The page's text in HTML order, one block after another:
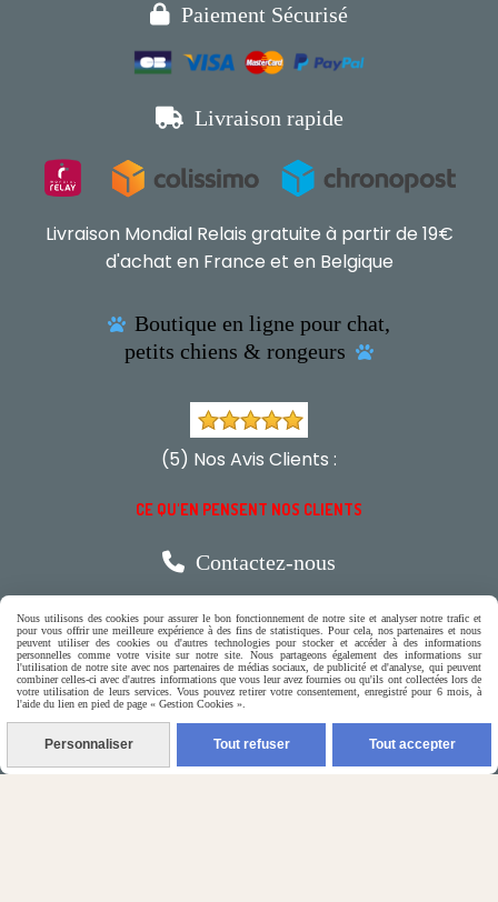
 Paiement Sécurisé
 Livraison rapide
Livraison Mondial Relais gratuite à partir de 19€
d'achat en France et en Belgique
 Boutique en ligne pour chat,
petits chiens & rongeurs

(5) Nos Avis Clients :
CE QU'EN PENSENT NOS CLIENTS
 Contactez-nous
N'hésitez pas à contacter Monique
par téléphone
0618321265
ou par message
Nous utilisons des cookies pour assurer le bon fonctionnement de notre site et analyser notre trafic et
pour vous offrir une meilleure expérience à des fins de statistiques. Pour cela, nos partenaires et nous
peuvent utiliser des cookies ou d'autres technologies pour stocker et accéder à des informations
personnelles comme votre visite sur notre site. Nous partageons également des informations sur
l'utilisation de notre site avec nos partenaires de médias sociaux, de publicité et d'analyse, qui peuvent
combiner celles-ci avec d'autres informations que vous leur avez fournies ou qu'ils ont collectées lors de
votre utilisation de leurs services. Vous pouvez retirer votre consentement, enregistré pour 6 mois, à
l'aide du lien en pied de page « Gestion Cookies ».
Personnaliser Tout refuser Tout accepter